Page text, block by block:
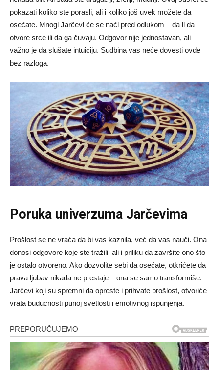
pokazati koliko ste porasli, ali i koliko još uvek možete da
osećate. Mnogi Jarčevi će se naći pred odlukom – da li da
otvore srce ili da ga čuvaju. Odgovor nije jednostavan, ali
važno je da slušate intuiciju. Sudbina vas neće dovesti ovde
bez razloga.
Poruka univerzuma Jarčevima
Prošlost se ne vraća da bi vas kaznila, već da vas nauči. Ona
donosi odgovore koje ste tražili, ali i priliku da završite ono što
je ostalo otvoreno. Ako dozvolite sebi da osećate, otkrićete da
prava ljubav nikada ne prestaje – ona se samo transformiše.
Jarčevi koji su spremni da oproste i prihvate prošlost, otvoriće
vrata budućnosti punoj svetlosti i emotivnog ispunjenja.